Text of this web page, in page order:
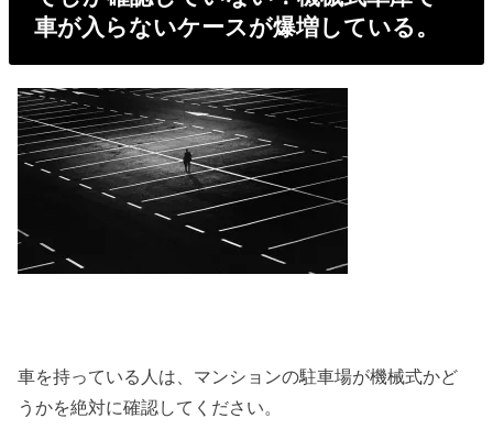
車が入らないケースが爆増している。
車を持っている人は、マンションの駐車場が機械式かど
うかを絶対に確認してください。